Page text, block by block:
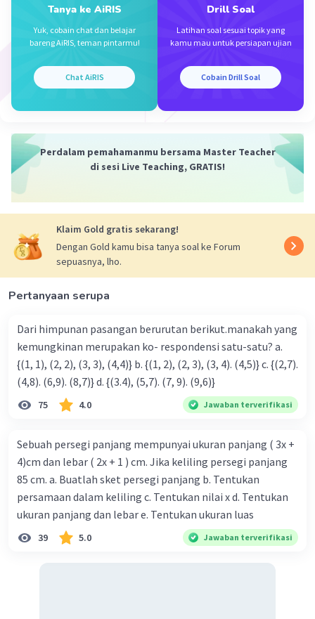
2x(x + 5) = 3x - 4
2x2+ 10x = 3x - 4
+ 7x + 4 = 0
Jawaban : B
Tanya ke AiRIS
Yuk, cobain chat dan belajar
bareng AiRIS, teman pintarmu!
Chat AiRIS
Drill Soal
Latihan soal sesuai topik yang
kamu mau untuk persiapan ujian
Cobain Drill Soal
Perdalam pemahamanmu bersama Master Teacher
di sesi Live Teaching, GRATIS!
Klaim Gold gratis sekarang!
Dengan Gold kamu bisa tanya soal ke Forum
sepuasnya, lho.
Pertanyaan serupa
Dari himpunan pasangan berurutan berikut.manakah yang
kemungkinan merupakan ko- respondensi satu-satu? a.
{(1, 1), (2, 2), (3, 3), (4,4)} b. {(1, 2), (2, 3), (3, 4). (4,5)} c. {(2,7).
(4,8). (6,9). (8,7)} d. {(3.4), (5,7). (7, 9). (9,6)}
75 4.0 Jawaban terverifikasi
Sebuah persegi panjang mempunyai ukuran panjang ( 3x +
4)cm dan lebar ( 2x + 1 ) cm. Jika keliling persegi panjang
85 cm. a. Buatlah sket persegi panjang b. Tentukan
persamaan dalam keliling c. Tentukan nilai x d. Tentukan
ukuran panjang dan lebar e. Tentukan ukuran luas
39 5.0 Jawaban terverifikasi